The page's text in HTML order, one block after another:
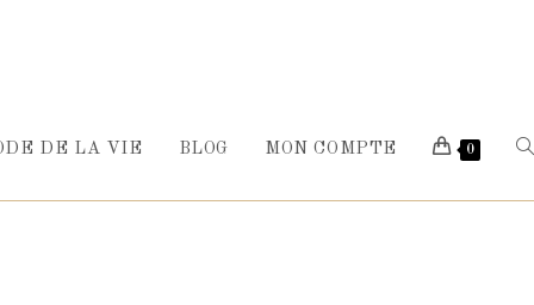
DE LA VIE BLOG MON COMPTE 0